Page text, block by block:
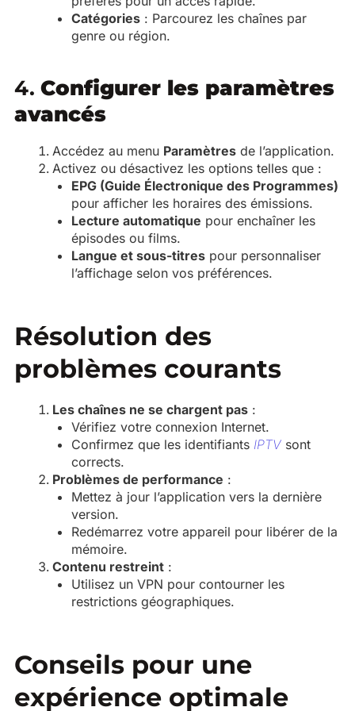
Catégories: Parcourez les chaînes par
genre ou région.
4. Configurer les paramètres
avancés
Accédez au menu Paramètresde l’application.
Activez ou désactivez les options telles que :
EPG (Guide Électronique des Programmes)
pour afficher les horaires des émissions.
Lecture automatique pour enchaîner les
épisodes ou films.
Langue et sous-titrespour personnaliser
l’affichage selon vos préférences.
Résolution des
problèmes courants
Les chaînes ne se chargent pas:
Vérifiez votre connexion Internet.
Confirmez que les identifiants IPTVsont
corrects.
Problèmes de performance :
Mettez à jour l’application vers la dernière
version.
Redémarrez votre appareil pour libérer de la
mémoire.
Contenu restreint:
Utilisez un VPN pour contourner les
restrictions géographiques.
Conseils pour une
expérience optimale